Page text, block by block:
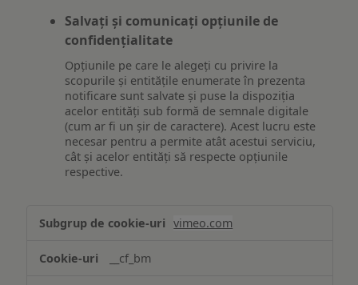
Salvați și comunicați opțiunile de
confidențialitate
Opțiunile pe care le alegeți cu privire la
scopurile și entitățile enumerate în prezenta
notificare sunt salvate și puse la dispoziția
acelor entități sub formă de semnale digitale
(cum ar fi un șir de caractere). Acest lucru este
necesar pentru a permite atât acestui serviciu,
cât și acelor entități să respecte opțiunile
respective.
funcționalităților
ului
vimeo.com
__cf_bm